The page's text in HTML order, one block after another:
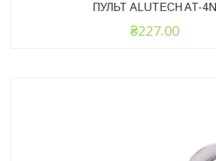
ПУЛЬТ ALUTECH AT-4N
₴227.00